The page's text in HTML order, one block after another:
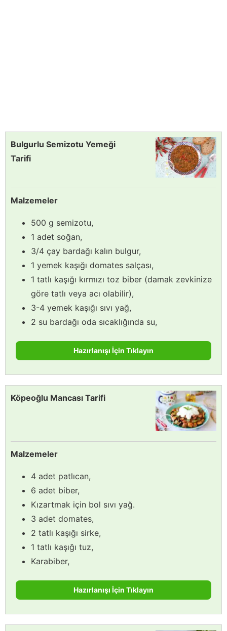
Bulgurlu Semizotu Yemeği
Tarifi
Malzemeler
500 g semizotu,
1 adet soğan,
3/4 çay bardağı kalın bulgur,
1 yemek kaşığı domates salçası,
1 tatlı kaşığı kırmızı toz biber (damak zevkinize
göre tatlı veya acı olabilir),
3-4 yemek kaşığı sıvı yağ,
2 su bardağı oda sıcaklığında su,
Hazırlanışı İçin Tıklayın
Köpeoğlu Mancası Tarifi
Malzemeler
4 adet patlıcan,
6 adet biber,
Kızartmak için bol sıvı yağ.
3 adet domates,
2 tatlı kaşığı sirke,
1 tatlı kaşığı tuz,
Karabiber,
Hazırlanışı İçin Tıklayın